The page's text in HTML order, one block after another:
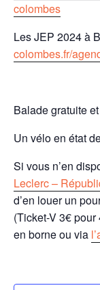
colombes
Les JEP 2024 à
colombes.fr/
Balade gratuite
Un vélo en état
Si vous n’en
Leclerc –
d’en louer un
(Ticket-V 3€
en borne ou via